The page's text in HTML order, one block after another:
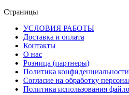
Страницы
УСЛОВИЯ РАБОТЫ
Доставка и оплата
Контакты
О наc
Розница (партнеры)
Политика конфиденциальности
Согласие на обработку
Политика использования